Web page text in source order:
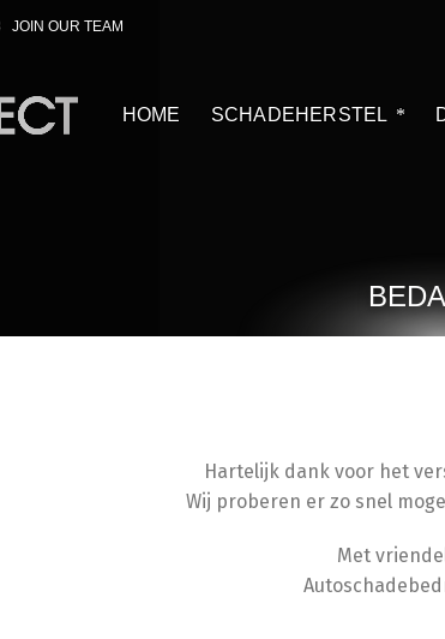
JOIN OUR TEAM
HOME SCHADEHERSTEL
Hartelijk dank voor het
Wij proberen er zo snel
Met